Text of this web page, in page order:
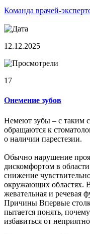
Команда врачей-
12.12.2025
17
Онемение зубов
Немеют зубы – с таким
обращаются к
о наличии парестезии.
Обычно нарушение
дискомфортом в
снижение
окружающих областях.
жевательная и речевая
Причины Впервые
пытается понять,
избавиться от